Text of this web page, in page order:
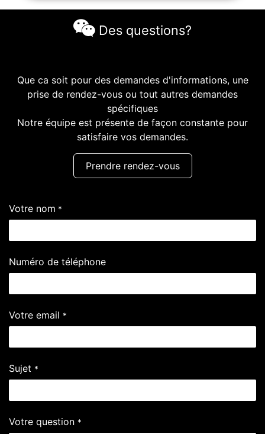
Des questions?
Que ca soit pour des demandes d'informations, une
prise de rendez-vous ou tout autres demandes
spécifiques
Notre équipe est présente de façon constante pour
satisfaire vos demandes.
Prendre rendez-vous​​
Votre nom *
Numéro de téléphone
Votre email *
Sujet *
Votre question *